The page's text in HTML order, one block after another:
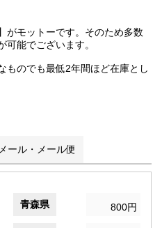
がモットーです。そのため多数
能でございます。
ものでも最低2年間ほど在庫とし
ール・メール便
青森県 800円